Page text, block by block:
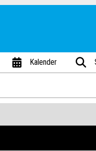
Kalender